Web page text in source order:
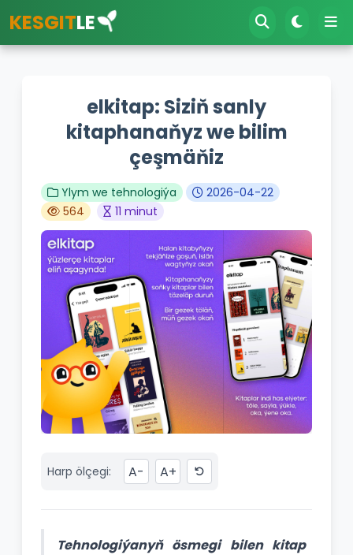
KESGITLE
elkitap: Siziň sanly
kitaphanaňyz we bilim
çeşmäňiz
Ylym we tehnologiýa
2026-04-22
564
11 minut
Harp ölçegi: A- A+
Tehnologiýanyň ösmegi bilen kitap